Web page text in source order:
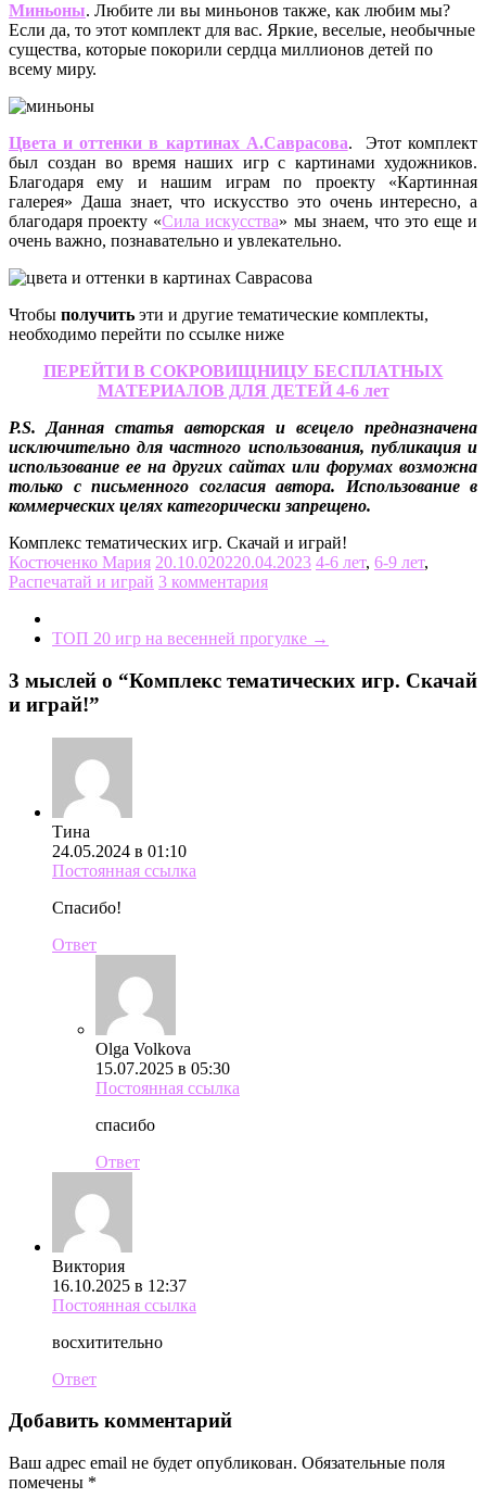
Миньоны. Любите ли вы миньонов также, как любим мы?
Если да, то этот комплект для вас. Яркие, веселые, необычные
существа, которые покорили сердца миллионов детей по
всему миру.
Цвета и оттенки в картинах А.Саврасова. Этот комплект
был создан во время наших игр с картинами художников.
Благодаря ему и нашим играм по проекту «Картинная
галерея» Даша знает, что искусство это очень интересно, а
благодаря проекту «Сила искусства» мы знаем, что это еще и
очень важно, познавательно и увлекательно.
Чтобы получить эти и другие тематические комплекты,
необходимо перейти по ссылке ниже
ПЕРЕЙТИ В СОКРОВИЩНИЦУ БЕСПЛАТНЫХ
МАТЕРИАЛОВ ДЛЯ ДЕТЕЙ 4-6 лет
P.S. Данная статья авторская и всецело предназначена
исключительно для частного использования, публикация и
использование ее на других сайтах или форумах возможна
только с письменного согласия автора. Использование в
коммерческих целях категорически запрещено.
Комплекс тематических игр. Скачай и играй!
Костюченко Мария 20.10.020220.04.2023 4-6 лет, 6-9 лет,
Распечатай и играй 3 комментария
ТОП 20 игр на весенней прогулке →
3 мыслей о “Комплекс тематических игр. Скачай
и играй!”
Тина
24.05.2024 в 01:10
Постоянная ссылка
Спасибо!
Ответ
Olga Volkova
15.07.2025 в 05:30
Постоянная ссылка
спасибо
Ответ
Виктория
16.10.2025 в 12:37
Постоянная ссылка
восхитительно
Ответ
Добавить комментарий
Ваш адрес email не будет опубликован. Обязательные поля
помечены *